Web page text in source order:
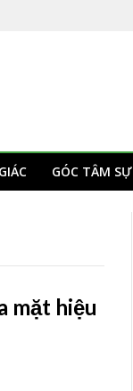
GÓC TÂM SỰ
mặt hiệu